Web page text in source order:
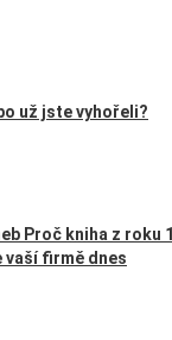
už jste vyhořeli?
Proč kniha z roku
vaší firmě dnes